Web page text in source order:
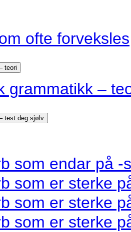
ofte forveksles
teori
grammatikk –
test deg sjølv
som endar på -
som er sterke
som er sterke
som er sterke